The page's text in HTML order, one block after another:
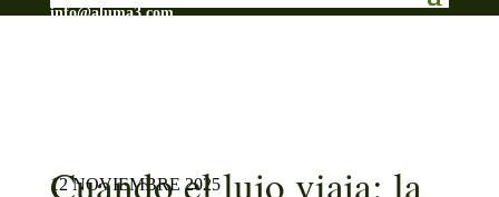
info@aluma3.com
12 NOVIEMBRE 2025
Cuando el lujo viaja: la